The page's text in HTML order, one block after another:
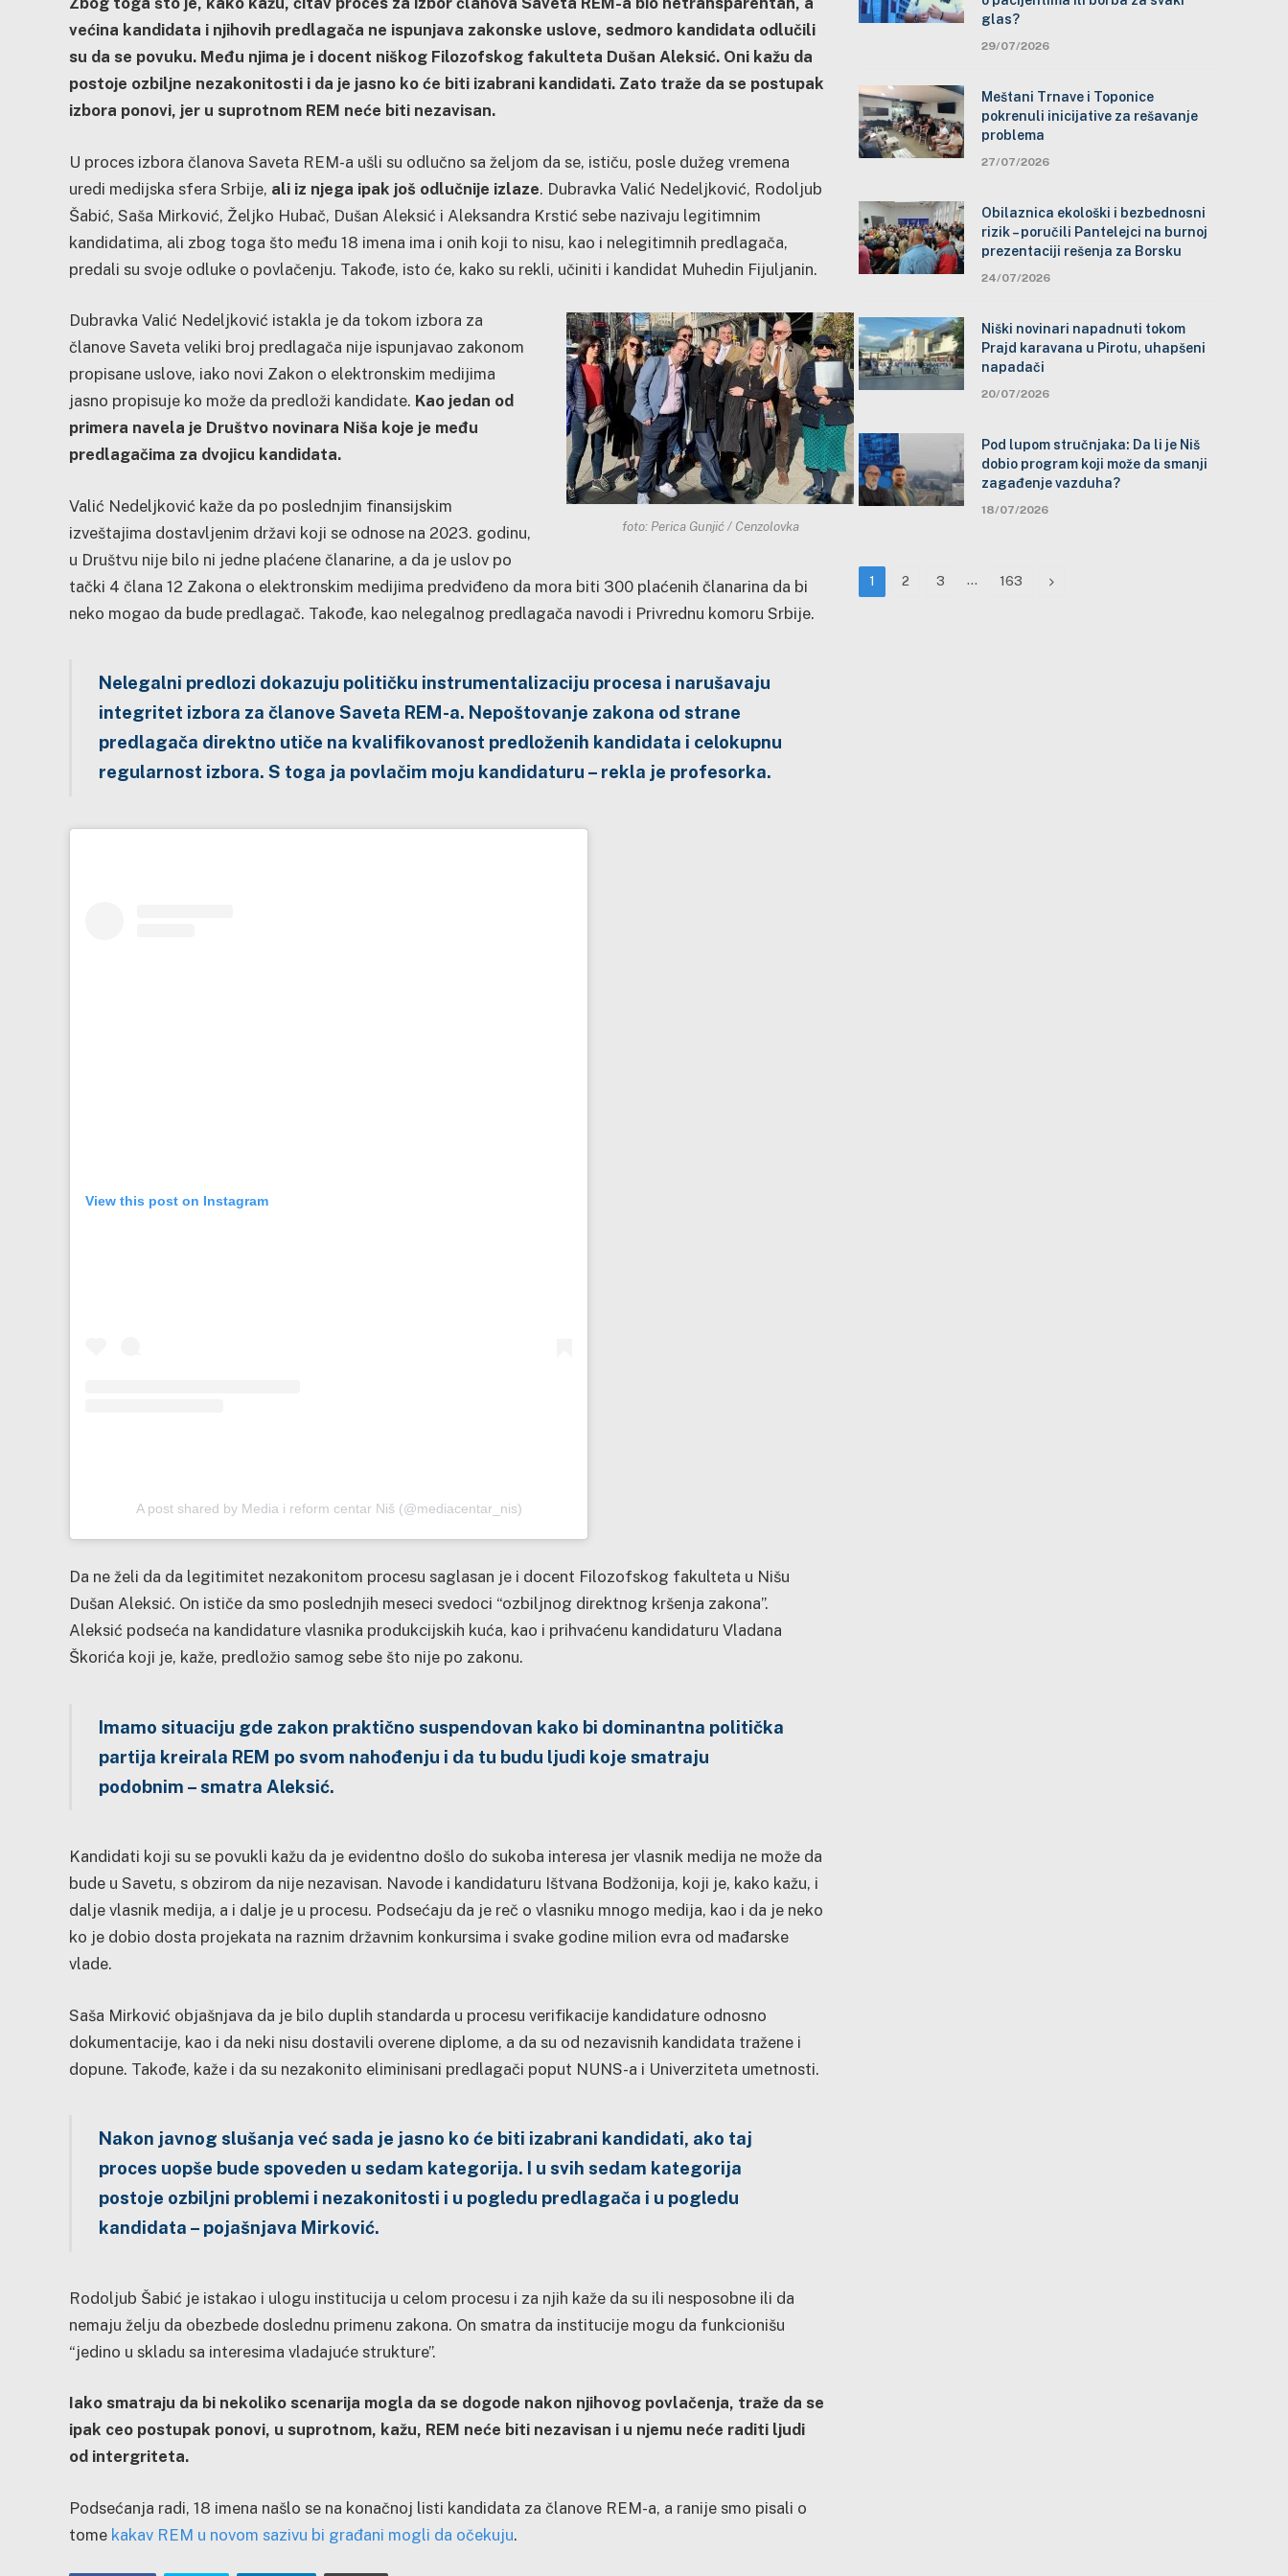
većina kandidata i njihovih predlagača ne ispunjava zakonske uslove, sedmoro kandidata odlučili
su da se povuku. Među njima je i docent niškog Filozofskog fakulteta Dušan Aleksić. Oni kažu da
postoje ozbiljne nezakonitosti i da je jasno ko će biti izabrani kandidati. Zato traže da se postupak
izbora ponovi, jer u suprotnom REM neće biti nezavisan.
U proces izbora članova Saveta REM-a ušli su odlučno sa željom da se, ističu, posle dužeg vremena
uredi medijska sfera Srbije, ali iz njega ipak još odlučnije izlaze. Dubravka Valić Nedeljković, Rodoljub
Šabić, Saša Mirković, Željko Hubač, Dušan Aleksić i Aleksandra Krstić sebe nazivaju legitimnim
kandidatima, ali zbog toga što među 18 imena ima i onih koji to nisu, kao i nelegitimnih predlagača,
predali su svoje odluke o povlačenju. Takođe, isto će, kako su rekli, učiniti i kandidat Muhedin Fijuljanin.
foto: Perica Gunjić / Cenzolovka
Dubravka Valić Nedeljković istakla je da tokom izbora za
članove Saveta veliki broj predlagača nije ispunjavao zakonom
propisane uslove, iako novi Zakon o elektronskim medijima
jasno propisuje ko može da predloži kandidate. Kao jedan od
primera navela je Društvo novinara Niša koje je među
predlagačima za dvojicu kandidata.
Valić Nedeljković kaže da po poslednjim finansijskim
izveštajima dostavljenim državi koji se odnose na 2023. godinu,
u Društvu nije bilo ni jedne plaćene članarine, a da je uslov po
tački 4 člana 12 Zakona o elektronskim medijima predviđeno da mora biti 300 plaćenih članarina da bi
neko mogao da bude predlagač. Takođe, kao nelegalnog predlagača navodi i Privrednu komoru Srbije.
Nelegalni predlozi dokazuju političku instrumentalizaciju procesa i narušavaju
integritet izbora za članove Saveta REM-a. Nepoštovanje zakona od strane
predlagača direktno utiče na kvalifikovanost predloženih kandidata i celokupnu
regularnost izbora. S toga ja povlačim moju kandidaturu – rekla je profesorka.
View this post on Instagram
A post shared by Media i reform centar Niš (@mediacentar_nis)
Da ne želi da da legitimitet nezakonitom procesu saglasan je i docent Filozofskog fakulteta u Nišu
Dušan Aleksić. On ističe da smo poslednjih meseci svedoci “ozbiljnog direktnog kršenja zakona”.
Aleksić podseća na kandidature vlasnika produkcijskih kuća, kao i prihvaćenu kandidaturu Vladana
Škorića koji je, kaže, predložio samog sebe što nije po zakonu.
Imamo situaciju gde zakon praktično suspendovan kako bi dominantna politička
partija kreirala REM po svom nahođenju i da tu budu ljudi koje smatraju
podobnim – smatra Aleksić.
Kandidati koji su se povukli kažu da je evidentno došlo do sukoba interesa jer vlasnik medija ne može da
bude u Savetu, s obzirom da nije nezavisan. Navode i kandidaturu Ištvana Bodžonija, koji je, kako kažu, i
dalje vlasnik medija, a i dalje je u procesu. Podsećaju da je reč o vlasniku mnogo medija, kao i da je neko
ko je dobio dosta projekata na raznim državnim konkursima i svake godine milion evra od mađarske
vlade.
Saša Mirković objašnjava da je bilo duplih standarda u procesu verifikacije kandidature odnosno
dokumentacije, kao i da neki nisu dostavili overene diplome, a da su od nezavisnih kandidata tražene i
dopune. Takođe, kaže i da su nezakonito eliminisani predlagači poput NUNS-a i Univerziteta umetnosti.
Nakon javnog slušanja već sada je jasno ko će biti izabrani kandidati, ako taj
proces uopše bude spoveden u sedam kategorija. I u svih sedam kategorija
postoje ozbiljni problemi i nezakonitosti i u pogledu predlagača i u pogledu
kandidata – pojašnjava Mirković.
Rodoljub Šabić je istakao i ulogu institucija u celom procesu i za njih kaže da su ili nesposobne ili da
nemaju želju da obezbede doslednu primenu zakona. On smatra da institucije mogu da funkcionišu
“jedino u skladu sa interesima vladajuće strukture”.
Iako smatraju da bi nekoliko scenarija mogla da se dogode nakon njihovog povlačenja, traže da se
ipak ceo postupak ponovi, u suprotnom, kažu, REM neće biti nezavisan i u njemu neće raditi ljudi
od intergriteta.
Podsećanja radi, 18 imena našlo se na konačnoj listi kandidata za članove REM-a, a ranije smo pisali o
tome kakav REM u novom sazivu bi građani mogli da očekuju.
glas?
29/07/2026
Meštani Trnave i Toponice
pokrenuli inicijative za rešavanje
problema
27/07/2026
Obilaznica ekološki i bezbednosni
rizik – poručili Pantelejci na burnoj
prezentaciji rešenja za Borsku
24/07/2026
Niški novinari napadnuti tokom
Prajd karavana u Pirotu, uhapšeni
napadači
20/07/2026
Pod lupom stručnjaka: Da li je Niš
dobio program koji može da smanji
zagađenje vazduha?
18/07/2026
1 2 3 … 163 Next